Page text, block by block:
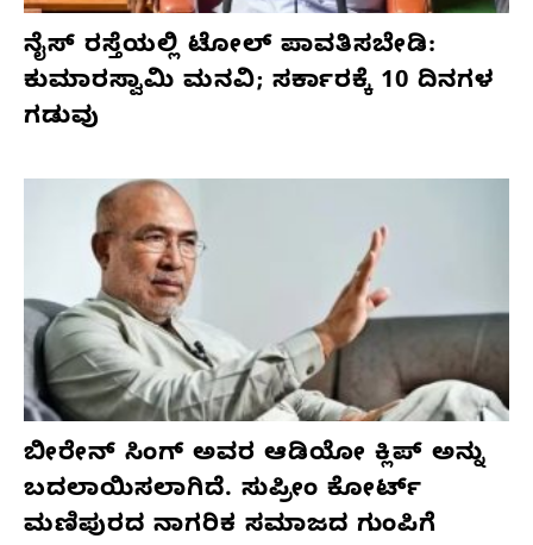
ನೈಸ್ ರಸ್ತೆಯಲ್ಲಿ ಟೋಲ್ ಪಾವತಿಸಬೇಡಿ:
ಕುಮಾರಸ್ವಾಮಿ ಮನವಿ; ಸರ್ಕಾರಕ್ಕೆ 10 ದಿನಗಳ
ಗಡುವು
ಬೀರೇನ್ ಸಿಂಗ್ ಅವರ ಆಡಿಯೋ ಕ್ಲಿಪ್ ಅನ್ನು
ಬದಲಾಯಿಸಲಾಗಿದೆ. ಸುಪ್ರೀಂ ಕೋರ್ಟ್
ಮಣಿಪುರದ ನಾಗರಿಕ ಸಮಾಜದ ಗುಂಪಿಗೆ